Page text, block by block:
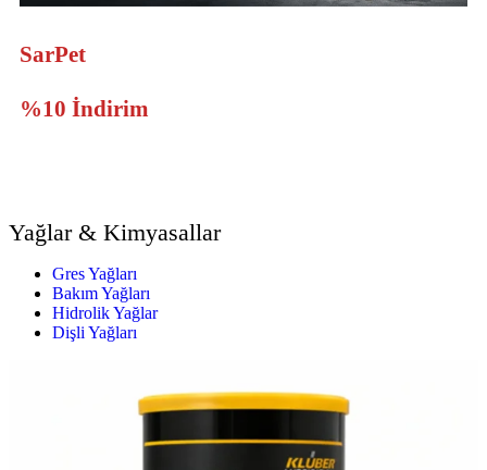
SarPet
%10 İndirim
Yağlar & Kimyasallar
Gres Yağları
Bakım Yağları
Hidrolik Yağlar
Dişli Yağları